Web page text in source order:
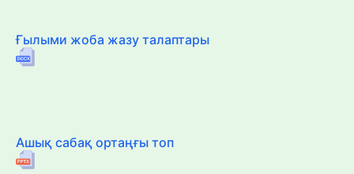
Ғылыми жоба жазу талаптары
Ашық сабақ ортаңғы топ